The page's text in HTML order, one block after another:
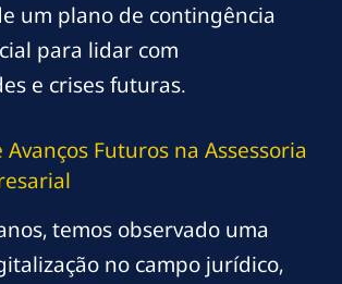
um plano de contingência
para lidar com
e crises futuras.
Avanços Futuros na Assessoria
temos observado uma
no campo jurídico,